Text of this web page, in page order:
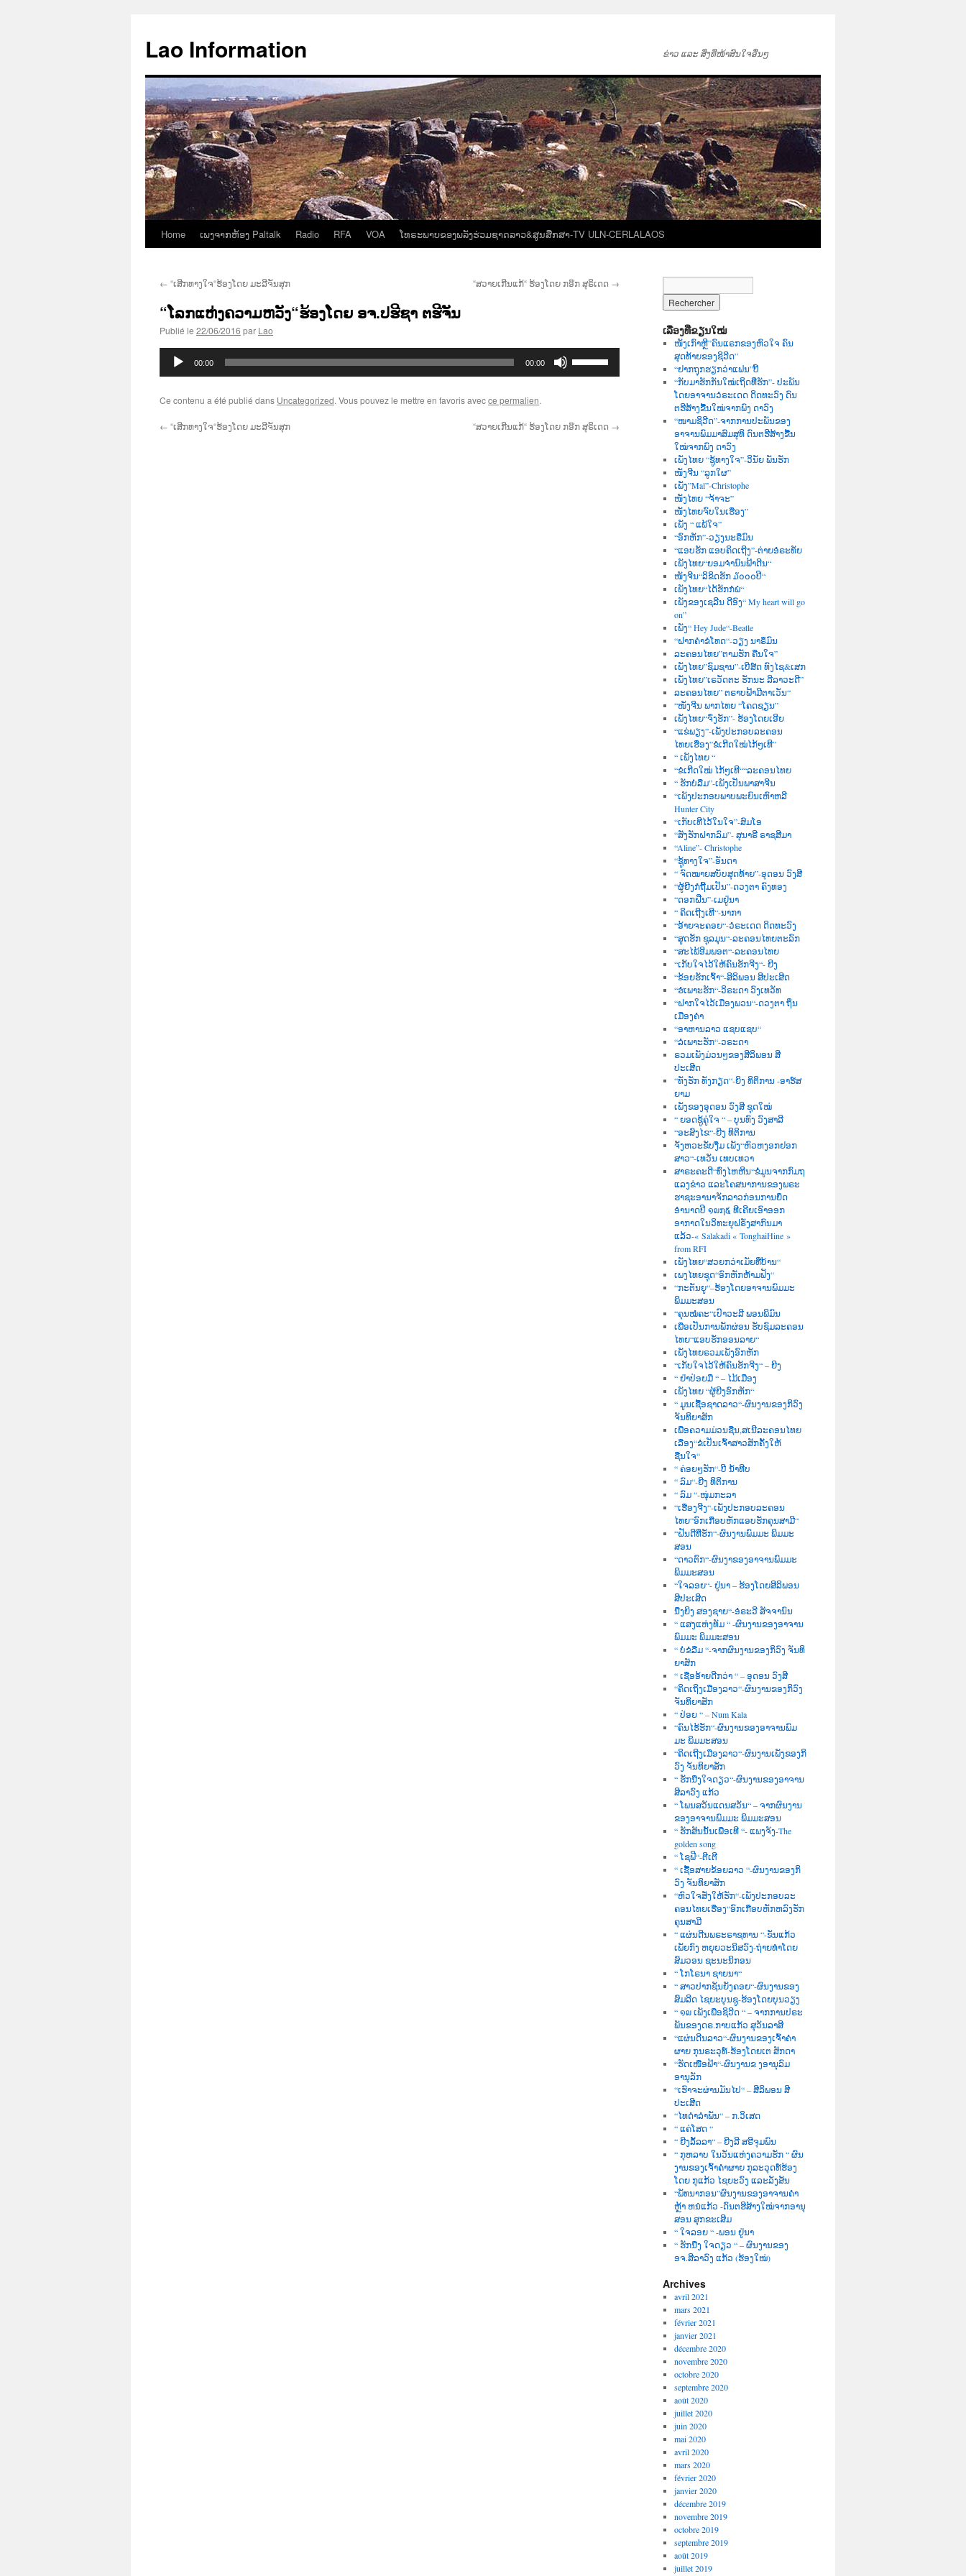
contenu
Lao Information ຂ່າວ ແລະ ສິ່ງທີ່ໜ້າສົນໃຈອື່ນໆ
Home ເພງຈາກຫ້ອງ Paltalk Radio RFA VOA ໂທຣະພາບຂອງພລັງຮ່ວມຊາດລາວ&ສູນສືກສາ-TV ULN-CERLALAOS
← “ເສີກທາງໃຈ“ຮ້ອງໂດຍ ມະລີຈັນສຸກ “ສວາຍເກີນແກ້“ ຮ້ອງໂດຍ ກອ໊ກ ສຸຣິເດດ →
“ໂລກແຫ່ງຄວາມຫວັງ“ຮ້ອງໂດຍ ອຈ.ປຮີຊາ ຕຮີຈັນ
Publié le 22/06/2016 par Lao
Lecteur
00:00 00:00
pour
Ce contenu a été publié dans Uncategorized. Vous pouvez le mettre en favoris avecce permalien.
← “ເສີກທາງໃຈ“ຮ້ອງໂດຍ ມະລີຈັນສຸກ “ສວາຍເກີນແກ້“ ຮ້ອງໂດຍ ກອ໊ກ ສຸຣິເດດ →
ເລື່ອງທີ່ຂຽນໃໝ່
ໜັງເກົາຫຼີ”ຄົນແຣກຂອງຫົວໃຈ ຄົນ
ສຸດທ້າຍຂອງຊິວີດ”
“ຢາກຖຸກຮຽກວ່າແຟນ”ບີ້
“ກັບມາຮັກກັນໃໝ່ເຖິດທີ່ຮັກ”- ປະພັນ
ໂດຍອາຈານວໍຣະເດດ ດິດທະວົງ ດົນ
ຕຮີສ້າງຂື້ນໃໝ່ຈາກພົງ ດາວົງ
“ໜາມຊິວີດ”-ຈາກການປະພັນຂອງ
ອາຈານພົມມາສົມສຸທິ ດົນຕຮີສ້າງຂື້ນ
ໃໝ່ຈາກພົງ ດາວົງ
ເພັງໄທຍ “ຊູ້ທາງໃຈ”-ວິນັຍ ພັນຮັກ
ໜັງຈີນ “ລູກໃຜ”
ເພັງ”Mal”-Christophe
ໜັງໄທຍ “ຈ້າຈະ”
ໜັງໄທຍຈົບໃນເຮື່ອງ”
ເພັງ “ ແພ້ໃຈ”
“ອົກຫັກ”-ວຽງນະຣືມົນ
“ແອບຮັກ ແອບຄິດເຖີງ”-ຕ່າຍອໍຣະທັຍ
ເພັງໄທຍ“ຍອມຈຳນົນຟ້າດີນ“
ໜັງຈີນ“ລິຂິດຮັກ ໓໐໐໐ປີ“
ເພັງໄທຍ“ໄດ້ຮັກກໍພໍ“
ເພັງຂອງເຊລີນ ດີອົງ“ My heart will go
on”
ເພັງ“ Hey Jude“-Beatle
“ຝາກຄຳຂໍໂທດ“-ວຽງ ນາຣຶມົນ
ລະຄອນໄທຍ”ຕາມຮັກ ຄືນໃຈ”
ເພັງໄທຍ”ຊົມຊານ”-ເບີສ໌ດ ທົງໄຊ&ເສກ
ເພັງໄທຍ”ເຣວັດຕະ ຮັກນະ ລີລາວະດີ”
ລະຄອນໄທຍ” ຕຣາບຟ້າມີຕາເວັນ“
“ໜັງຈີນ ພາກໄທຍ “ໂຄດຊຽນ”
ເພັງໄທຍ“ຈົ່ງຮັກ”- ຮ້ອງໂດຍເອີຍ
“ແຂ່ພຽງ”-ເພັງປະກອບລະຄອນ
ໄທຍເຮື່ອງ”ຂໍເກີດໃໝ່ໄກ້ໆເທີ”
“ ເພັງໄທຍ “
“ຂໍເກີດໃໝ່ ໄກ້ໆເທີ““ລະຄອນໄທຍ
“ ຮັກບໍ່ລືມ”-ເພັງເປັນພາສາຈີນ
“ເພັງປະກອບພາບພະຍົນເຫົາຫລີ
Hunter City
“ເກັບເທີໄວ້ໃນໃຈ”-ສົມໂອ
“ສັ່ງຮັກຝາກລົມ”- ສຸນາຣີ ຣາຊສີມາ
“Aline”- Christophe
“ຊູ້ທາງໃຈ”-ອັນດາ
“ ຈົດໝາຍສບັບສຸດທ້າຍ”-ອຸດອນ ວົງສີ
“ຜູ້ຍີງກໍຖີ້ມເປັນ”-ດວງຕາ ຄົງທອງ
“ດອກຝີ່ນ”-ເມຢູ່ນາ
“ ຄິດເຖີງເທີ“-ນາກາ
“ອ້າຍຈະຄອຍ“-ວໍຣະເດດ ດິດທະວົງ
“ສູດຮັກ ຊຸລມຸນ“-ລະຄອນໄທຍຕະລົກ
“ສະໄພ້ອີມພອຕ“-ລະຄອນໄທຍ
“ເກັບໃຈໄວ້ໃຫ້ຄົນຮັກຈີງ“- ຍີງ
“ຂ້ອຍຮັກເຈົ້າ“-ສິລິພອນ ສີປະເສີດ
“ຮໍເພາະຮັກ“-ວິຣະດາ ວົງເທວັທ
“ຝາກໃຈໄວ້ເມືອງພວນ“-ດວງຕາ ຖິ່ນ
ເມືອງຄຳ
“ອາຫານລາວ ແຊບແຊບ“
“ລໍເພາະຮັກ“-ວຣະດາ
ຣວມເພັງມ່ວນໆຂອງສີລິພອນ ສີ
ປະເສີດ
“ທັງຮັກ ທັງກຽດ“-ຍິງ ທິຕິການ -ອາຮ໌ສ
ຍາມ
ເພັງຂອງອຸດອນ ວົງສີ ຊຸດໃໝ່
“ ຍອດຊູ້ຄູ່ໃຈ “ – ບຸນທົງ ວົງສາລີ
“ອະສົງໄຂ“-ຍີງ ທິຕິການ
ຈັງຫວະຂັບງື່ມ ເພັງ“ຫົວຫງອກຢອກ
ສາວ“-ເທວັນ ເທບເທວາ
ສາຣະຄະດີ“ທົ່ງໄຫຫີນ“ຂໍ່ມູນຈາກກົມຖ
ແລງຂ່າວ ແລະໂຄສນາການຂອງພຣະ
ຮາຊະອານາຈັກລາວກ່ອນການຍຶດ
ອຳນາດປີ ໑໙໗໕ ທີເຄີຍເອົາອອກ
ອາກາດໃນວິທະຍຸຝຣັ່ງສາກົນມາ
ແລ້ວ-« Salakadi « TonghaiHine »
from RFI
ເພັງໄທຍ“ສວຍກວ່າເມັຍທີ່ບ້ານ“
ເພງໄທຍຊຸດ“ອົກຫັກຫ້າມຟັງ“
“ກະຕັນຍູ“–ຮ້ອງໂດຍອາຈານພົມມະ
ພິມມະສອນ
“ຄຸນໝໍຄະ“ເປົາວະລີ ພອນພິມົນ
ເພື່ອເປັນການພັກຜ່ອນ ຮັບຊົມລະຄອນ
ໄທຍ“ແອບຮັກອອນລາຍ“
ເພັງໄທຍຣວມເພັງອົກຫັກ
“ເກັບໃຈໄວ້ໃຫ້ຄົນຮັກຈີງ“ – ຍີງ
“ ຢ່າປ່ອຍມື “ – ໄມ້ເມືອງ
ເພັງໄທຍ “ຜູ້ຍີງອົກຫັກ“
“ ມູນເຊື້ອຊາດລາວ“-ຜົນງານຂອງກິວົງ
ຈັນທິຍາສັກ
ເພື່ອຄວາມມ່ວນຊື່ນ,ສເນີລະຄອນໄທຍ
ເລື່ອງ“ຂໍເປັນເຈົ້າສາວສັກຄັ້ງໃຫ້
ຊື່ນໃຈ“
“ ຄ່ອຍໆຮັກ“-ບີ ນໍ້າທີບ
“ ລົມ“-ຍີງ ທິຕິການ
“ ລົມ “-ໜຸ່ມກະລາ
“ເຮື່ອງຈີງ“-ເພັງປະກອບລະຄອນ
ໄທຍ“ອົກເກືອບຫັກແອບຮັກຄຸນສາມີ“
“ຝັນດີທີ່ຮັກ“-ຜົນງານພົມມະ ພິມມະ
ສອນ
“ດາວຕົກ“-ຜົນງາຂອງອາຈານພົມມະ
ພິມມະສອນ
“ໃຈລອຍ“- ຢູ່ນາ – ຮ້ອງໂດຍສີລິພອນ
ສີປະເສີດ
ນື່ງຍິງ ສອງຊາຍ“-ອໍຣະວີ ສັຈຈານົນ
“ ແສງແຫ່ງທັມ “ -ຜົນງານຂອງອາຈານ
ພົມມະ ພິມມະສອນ
“ ບໍ່ຂໍລືມ “-ຈາກຜົນງານຂອງກິວົງ ຈັນທິ
ຍາສັກ
“ ເຊື່ອອ້າຍດີກວ່າ “ – ອຸດອນ ວົງສີ
“ຄິດເຖິງເມືອງລາວ“-ຜົນງານຂອງກິວົງ
ຈັນທິຍາສັກ
“ ປ່ອຍ “ – Num Kala
“ຄົນໄຮ້ຮັກ“-ຜົນງານຂອງອາຈານພົມ
ມະ ພິມມະສອນ
“ຄິດເຖີງເມືອງລາວ“-ຜົນງານເພັງຂອງກິ
ວົງ ຈັນທິຍາສັກ
“ ຮັກນື່ງໃຈດຽວ“-ຜົນງານຂອງອາຈານ
ສີລາວົງ ແກ້ວ
“ ໂພນສວັນແດນສວັນ“ – ຈາກຜົນງານ
ຂອງອາຈານພົມມະ ພິມມະສອນ
“ ຮັກສັນນັ້ນເພື່ອເທີ “- ແພງຈັງ-The
golden song
“ ໂຊຟີ“-ຕີເຕີ
“ ເຊື້ອສາຍຂ້ອຍລາວ “-ຜົນງານຂອງກິ
ວົງ ຈັນທິຍາສັກ
“ຫົວໃຈສັ່ງໃຫ້ຮັກ“-ເພັງປະກອບລະ
ຄອນໄທຍເຮື່ອງ“ອົກເກືອບຫັກຫລົງຮັກ
ຄຸນສາມີ
“ ແຜ່ນດີນພຣະຣາຊທານ “-ຂັນແກ້ວ
ເພັຍກົງ ຫຍຸຍວະນິສວົງ-ຖ່າຍທຳໂດຍ
ສົມວອນ ຊະນະນິກອນ
“ ໂກໂຣນາ ຊາຍນາ“
“ ສາວປາກຊັນຍັງຄອຍ“-ຜົນງານຂອງ
ສົມລີດ ໄຊຍະບຸນຊູ-ຮ້ອງໂດຍບຸນວຽງ
“ ໑໙ ເພັງເພື່ອຊິວີດ “ – ຈາກການປຣະ
ພັນຂອງດຣ.ກາບແກ້ວ ສຸວັນລາສີ
“ແຜ່ນດີນລາວ“-ຜົນງານຂອງເຈົ້າຄຳ
ຜາຍ ກຸນຣະວຸທ໌-ຮ້ອງໂດຍເຕ ສັກດາ
“ຮັດເໜືອຟ້າ“-ຜົນງານຂ ງອານຸລົມ
ອານຸລັກ
“ເຮົາຈະຜ່ານມັນໄປ“ – ສີລິພອນ ສີ
ປະເສີດ
“ໄທດຳລຳພັນ“ – ກ.ວິເສດ
“ ແຄ່ໂສດ “
“ ຍີງລັ້ລລາ“ – ຍີງລີ ສຣີຈຸມພົນ
“ ກຸຫລາບ ໃນວັນແຫ່ງຄວາມຮັກ “ ຜົນ
ງານຂອງເຈົ້າຄຳຜາຍ ກຸລະວຸດທ໌ຮ້ອງ
ໂດຍ ກຸແກ້ວ ໄຊຍະວົງ ແລະລັງສັນ
“ພັທນາກອນ”ຜົນງານຂອງອາຈານຄຳ
ຫຼ້າ ຫນໍແກ້ວ -ດົນຕຮີສ້າງໃໝ່ຈາກອານຸ
ສອນ ສຸກຂະເສີມ
“ ໃຈລອຍ “ -ພອນ ຢູ່ນາ
“ ຮັກນື່ງ ໃຈດຽວ “ – ຜົນງານຂອງ
ອຈ.ສີລາວົງ ແກ້ວ (ຮ້ອງໃໝ່)
Archives
avril 2021
mars 2021
février 2021
janvier 2021
décembre 2020
novembre 2020
octobre 2020
septembre 2020
août 2020
juillet 2020
juin 2020
mai 2020
avril 2020
mars 2020
février 2020
janvier 2020
décembre 2019
novembre 2019
octobre 2019
septembre 2019
août 2019
juillet 2019